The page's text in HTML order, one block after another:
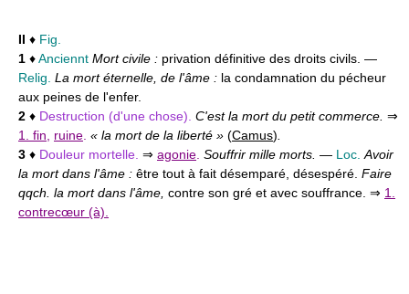
II ♦ Fig.
1 ♦Anciennt Mort civile : privation définitive des droits civils. —
Relig. La mort éternelle, de l'âme : la condamnation du pécheur
aux peines de l'enfer.
2 ♦ Destruction (d'une chose). C'est la mort du petit commerce. ⇒
1. fin
ruine « la mort de la liberté » (Camus)
3 ♦ Douleur mortelle. ⇒ agonie Souffrir mille morts. — Loc. Avoir
la mort dans l'âme : être tout à fait désemparé, désespéré. Faire
qqch. la mort dans l'âme, contre son gré et avec souffrance. ⇒ 1.
contrecœur (à).